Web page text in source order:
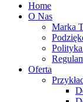
Home
O Nas
Marka
Oferta